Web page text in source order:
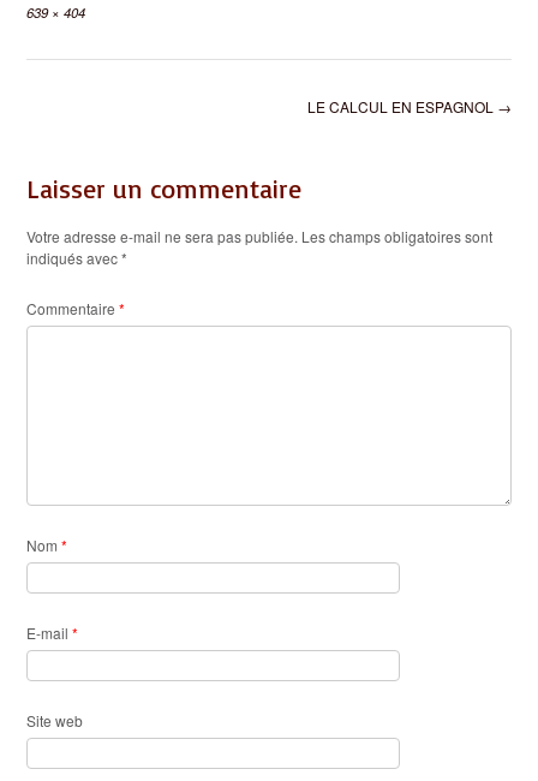
Full
639 × 404
LE CALCUL EN ESPAGNOL →
Laisser un commentaire
Votre adresse e-mail ne sera pas publiée. Les champs obligatoires sont
indiqués avec*
Commentaire *
Nom *
E-mail *
Site web